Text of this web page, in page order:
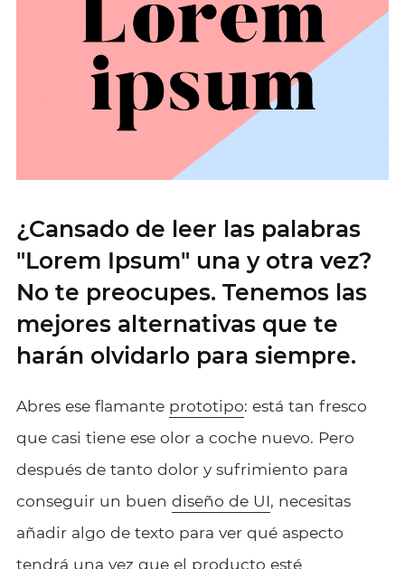
¿Cansado de leer las palabras
"Lorem Ipsum" una y otra vez?
No te preocupes. Tenemos las
mejores alternativas que te
harán olvidarlo para siempre.
Abres ese flamante prototipo: está tan fresco
que casi tiene ese olor a coche nuevo. Pero
después de tanto dolor y sufrimiento para
conseguir un buen diseño de UI, necesitas
añadir algo de texto para ver qué aspecto
tendrá una vez que el producto esté